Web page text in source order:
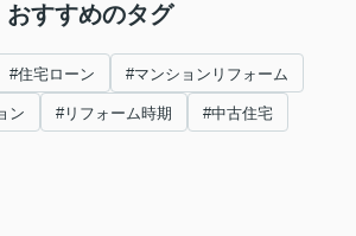
おすすめのタグ
#住宅ローン #マンションリフォーム
ン #リフォーム時期 #中古住宅